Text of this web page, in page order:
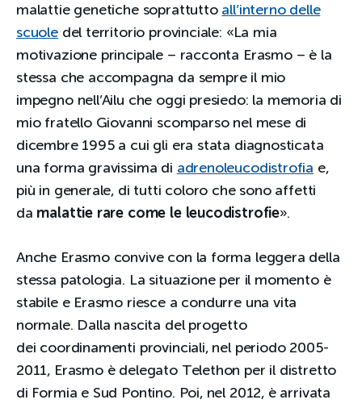
malattie genetiche soprattutto all’interno delle
scuoledel territorio provinciale: «La mia
motivazione principale – racconta Erasmo – è la
stessa che accompagna da sempre il mio
impegno nell’Ailu che oggi presiedo: la memoria di
mio fratello Giovanni scomparso nel mese di
dicembre 1995 a cui gli era stata diagnosticata
una forma gravissima di adrenoleucodistrofia e,
più in generale, di tutti coloro che sono affetti
da malattie rare come le leucodistrofie».
Anche Erasmo convive con la forma leggera della
stessa patologia. La situazione per il momento è
stabile e Erasmo riesce a condurre una vita
normale. Dalla nascita del progetto
dei coordinamenti provinciali, nel periodo 2005-
2011, Erasmo è delegato Telethon per il distretto
di Formia e Sud Pontino. Poi, nel 2012, è arrivata